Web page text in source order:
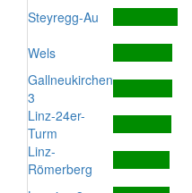
Steyregg-Au
Wels
Gallneukirchen
3
Linz-24er-
Turm
Linz-
Römerberg